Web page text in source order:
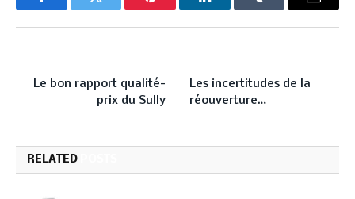
FacebookTwitter Pinterest LinkedInTumblr Email
Le bon rapport qualité-
prix du Sully
Les incertitudes de la
réouverture…
RELATED